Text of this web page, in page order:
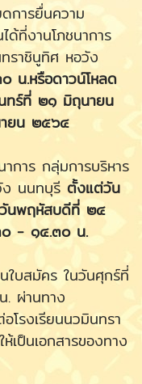
การยื่นความ
ด้ที่งานโภชนาการ
ราชินูทิศ หอวัง
น.หรือดาวน์โหลด
ทร์ที่ ๒๑ มิถุนายน
ยน ๒๕๖๔
การ กลุ่มการบริหาร
ง นนทบุรี ตั้งแต่วัน
นพฤหัสบดีที่ ๒๔
๐ - ๑๔.๓๐ น.
ใบสมัคร ในวันศุกร์ที่
ผ่านทาง
โรงเรียนนวมินทรา
ป็นเอกสารของทาง